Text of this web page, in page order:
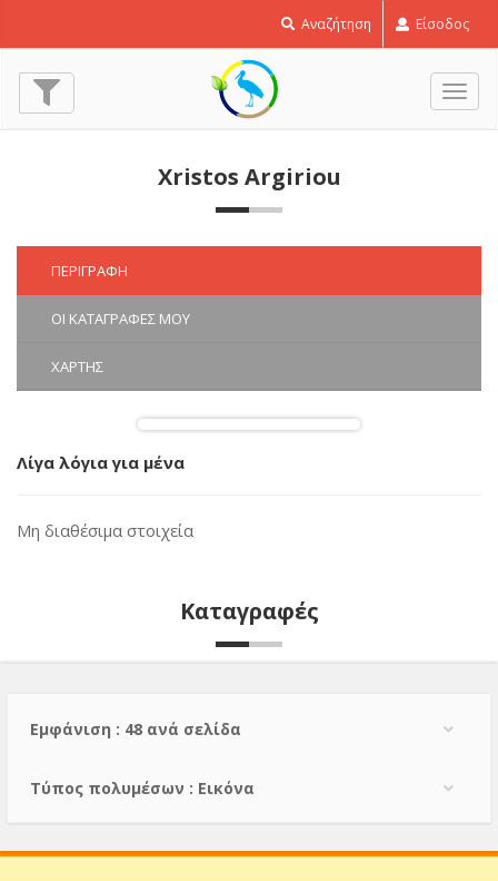
Αναζήτηση Είσοδος
Xristos Argiriou
ΠΕΡΙΓΡΑΦΉ
ΟΙ ΚΑΤΑΓΡΑΦΈΣ ΜΟΥ
ΧΆΡΤΗΣ
Λίγα λόγια για μένα
Μη διαθέσιμα στοιχεία
Καταγραφές
Εμφάνιση : 48 ανά σελίδα
Τύπος πολυμέσων : Εικόνα